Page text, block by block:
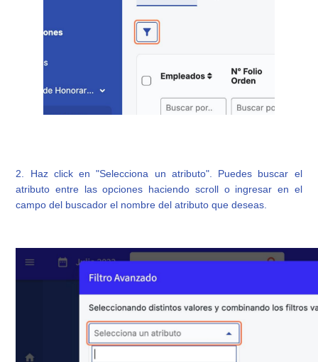
2. Haz click en "Selecciona un atributo". Puedes buscar el
atributo entre las opciones haciendo scroll o ingresar en el
campo del buscador el nombre del atributo que deseas.